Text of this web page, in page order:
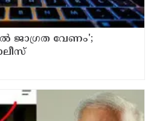
ജാഗ്രത വേണം';